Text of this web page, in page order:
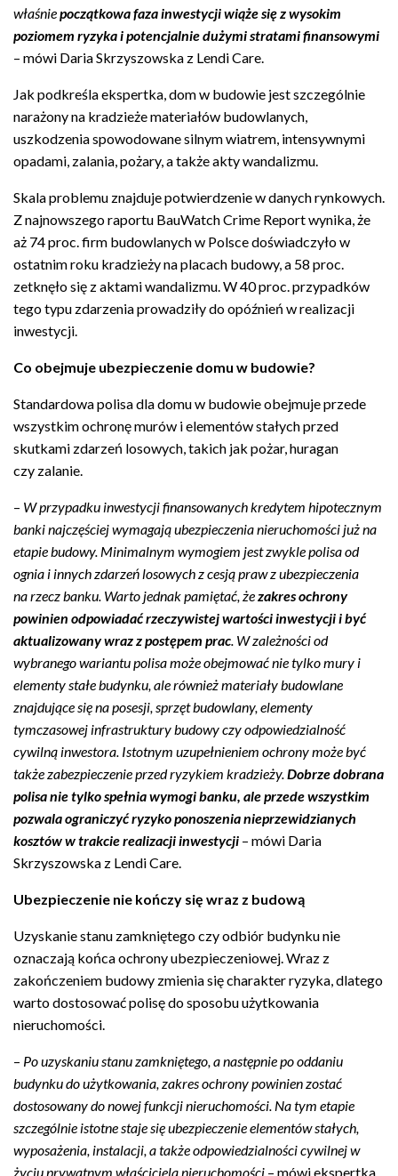
właśniepoczątkowa faza inwestycji wiąże się z wysokim
poziomem ryzyka i potencjalnie dużymi stratami finansowymi
– mówi Daria Skrzyszowska z Lendi Care.
Jak podkreśla ekspertka, dom w budowie jest szczególnie
narażony na kradzieże materiałów budowlanych,
uszkodzenia spowodowane silnym wiatrem, intensywnymi
opadami, zalania, pożary, a także akty wandalizmu.
Skala problemu znajduje potwierdzenie w danych rynkowych.
Z najnowszego raportu BauWatch Crime Report wynika, że
aż 74 proc. firm budowlanych w Polsce doświadczyło w
ostatnim roku kradzieży na placach budowy, a 58 proc.
zetknęło się z aktami wandalizmu. W 40 proc. przypadków
tego typu zdarzenia prowadziły do opóźnień w realizacji
inwestycji.
Co obejmuje ubezpieczenie domu w budowie?
Standardowa polisa dla domu w budowie obejmuje przede
wszystkim ochronę murów i elementów stałych przed
skutkami zdarzeń losowych, takich jak pożar, huragan
czy zalanie.
– W przypadku inwestycji finansowanych kredytem hipotecznym
banki najczęściej wymagają ubezpieczenia nieruchomości już na
etapie budowy. Minimalnym wymogiem jest zwykle polisa od
ognia i innych zdarzeń losowych z cesją praw z ubezpieczenia
na rzecz banku. Warto jednak pamiętać, żezakres ochrony
powinien odpowiadać rzeczywistej wartości inwestycji i być
aktualizowany wraz z postępem prac. W zależności od
wybranego wariantu polisa może obejmować nie tylko mury i
elementy stałe budynku, ale również materiały budowlane
znajdujące się na posesji, sprzęt budowlany, elementy
tymczasowej infrastruktury budowy czy odpowiedzialność
cywilną inwestora. Istotnym uzupełnieniem ochrony może być
także zabezpieczenie przed ryzykiem kradzieży.Dobrze dobrana
polisa nie tylko spełnia wymogi banku, ale przede wszystkim
pozwala ograniczyć ryzyko ponoszenia nieprzewidzianych
kosztów w trakcie realizacji inwestycji – mówi Daria
Skrzyszowska z Lendi Care.
Ubezpieczenie nie kończy się wraz z budową
Uzyskanie stanu zamkniętego czy odbiór budynku nie
oznaczają końca ochrony ubezpieczeniowej. Wraz z
zakończeniem budowy zmienia się charakter ryzyka, dlatego
warto dostosować polisę do sposobu użytkowania
nieruchomości.
– Po uzyskaniu stanu zamkniętego, a następnie po oddaniu
budynku do użytkowania, zakres ochrony powinien zostać
dostosowany do nowej funkcji nieruchomości. Na tym etapie
szczególnie istotne staje się ubezpieczenie elementów stałych,
wyposażenia, instalacji, a także odpowiedzialności cywilnej w
życiu prywatnym właściciela nieruchomości – mówi ekspertka